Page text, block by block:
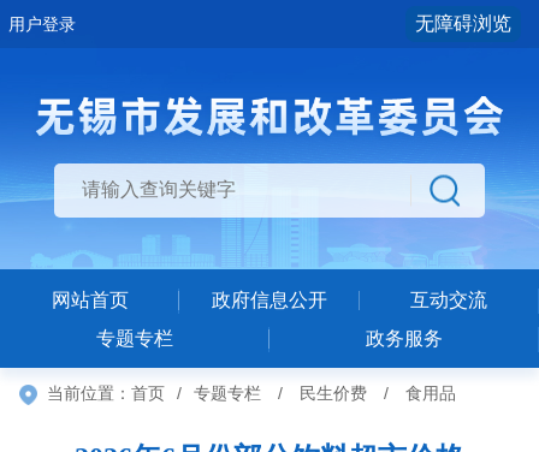
用户登录 无障碍浏览
网站首页 政府信息公开
互动交流
专题专栏
政务服务
当前位置： 首页 / 专题专栏 / 民生价费 / 食用品